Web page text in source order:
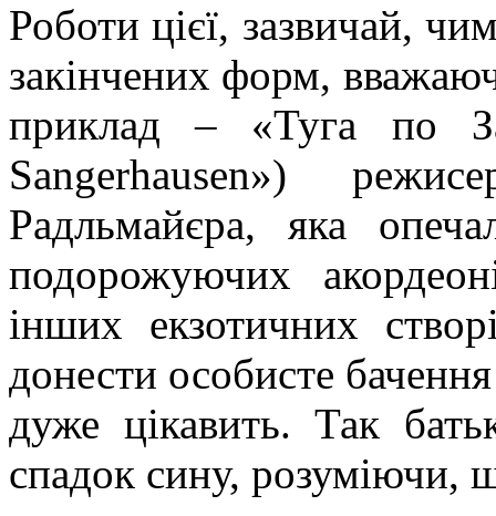
Роботи цієї, зазвичай,
закінчених форм,
приклад – «Туга по
Sangerhausen»)
Радльмайєра, яка
подорожуючих
інших екзотичних
донести особисте
дуже цікавить. Так
спадок сину, розуміючи,